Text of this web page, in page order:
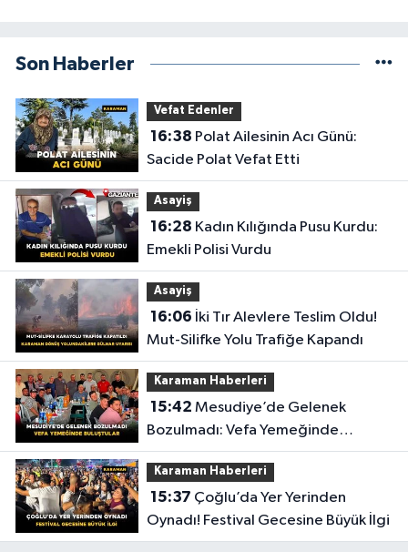
Son Haberler
Vefat Edenler
16:38
Sacide Polat Vefat Etti
Asayiş
16:28
Emekli Polisi Vurdu
Asayiş
16:06
Mut-Silifke Yolu Trafiğe Kapandı
Karaman Haberleri
15:42
Bozulmadı: Vefa Yemeğinde
Buluştular
Karaman Haberleri
15:37
Oynadı! Festival Gecesine Büyük İlgi